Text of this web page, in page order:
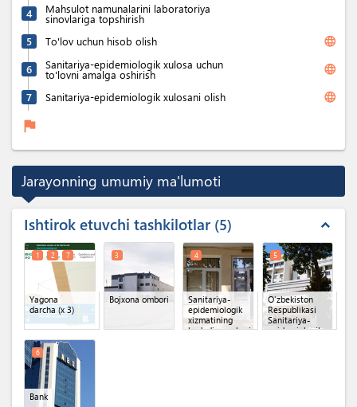
4 Mahsulot namunalarini laboratoriya
sinovlariga topshirish
5
To'lov uchun hisob olish language
6 Sanitariya-epidemiologik xulosa uchun
to'lovni amalga oshirish language
7 Sanitariya-epidemiologik xulosani olish language
flag
Jarayonning umumiy ma'lumoti
Ishtirok etuvchi tashkilotlar 5 expand_less
Yagona
darcha (x 3)
1 2 7
Bojxona ombori
3
Sanitariya-
epidemiologik
xizmatining
hududiy markazi
4
O'zbekiston
Respublikasi
Sanitariya-
epidemiologik
5
Bank
6